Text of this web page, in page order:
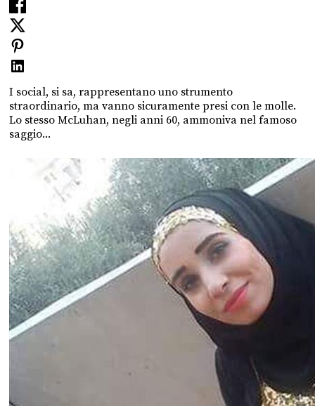
I social, si sa, rappresentano uno strumento
straordinario, ma vanno sicuramente presi con le molle.
Lo stesso McLuhan, negli anni 60, ammoniva nel famoso
saggio...